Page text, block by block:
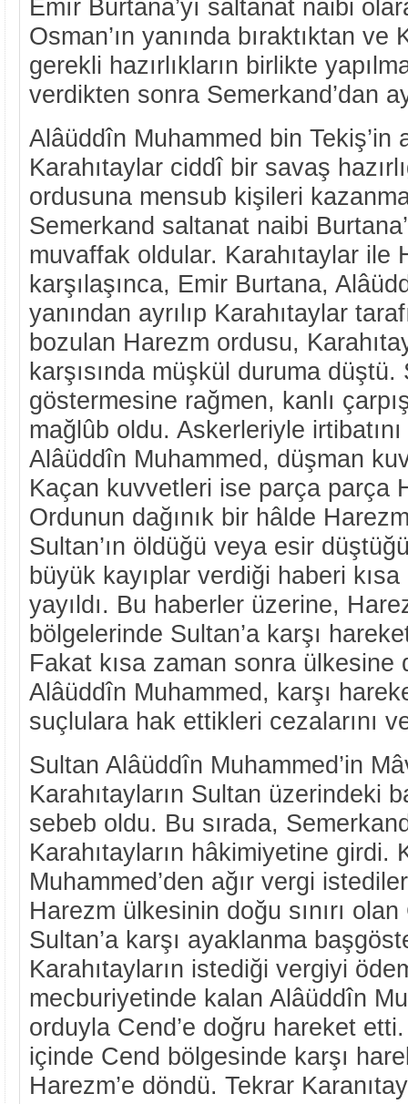
Emîr Burtana’yı saltanat naibi
Osman’ın yanında bıraktıktan ve
gerekli hazırlıkların birlikte
verdikten sonra Semerkand’dan
Alâüddîn Muhammed bin Tekiş’in
Karahıtaylar ciddî bir savaş
ordusuna mensub kişileri
Semerkand saltanat naibi
muvaffak oldular. Karahıtaylar ile
karşılaşınca, Emir Burtana,
yanından ayrılıp Karahıtaylar
bozulan Harezm ordusu,
karşısında müşkül duruma
göstermesine rağmen, kanlı
mağlûb oldu. Askerleriyle
Alâüddîn Muhammed, düşman
Kaçan kuvvetleri ise parça parça
Ordunun dağınık bir hâlde
Sultan’ın öldüğü veya esir
büyük kayıplar verdiği haberi
yayıldı. Bu haberler üzerine,
bölgelerinde Sultan’a karşı
Fakat kısa zaman sonra ülkesine
Alâüddîn Muhammed, karşı
suçlulara hak ettikleri cezalarını
Sultan Alâüddîn Muhammed’in
Karahıtayların Sultan üzerindeki
sebeb oldu. Bu sırada,
Karahıtayların hâkimiyetine girdi.
Muhammed’den ağır vergi
Harezm ülkesinin doğu sınırı
Sultan’a karşı ayaklanma
Karahıtayların istediği vergiyi
mecburiyetinde kalan Alâüddîn
orduyla Cend’e doğru hareket
içinde Cend bölgesinde karşı
Harezm’e döndü. Tekrar